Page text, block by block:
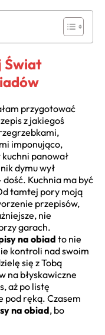
Świat
przygotować
z jakiegoś
imponująco,
kuchni panował
dymu wył
dość. Kuchnia ma być
tamtej pory moją
przepisów,
nie
garach.
na obiad to nie
kontroli nad swoim
się z Tobą
na błyskawiczne
aż po listę
pod ręką. Czasem
na obiad, bo